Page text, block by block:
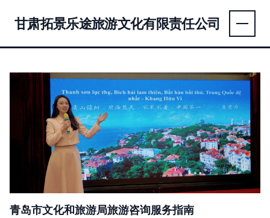
甘肃拓景乐途旅游文化有限责任公司
青岛市文化和旅游局旅游咨询服务指南